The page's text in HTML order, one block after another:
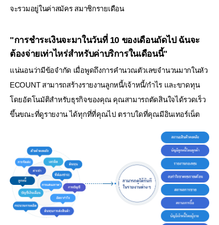
จะรวมอยู่ในค่าสมัครสมาชิกรายเดือน
"การชำระเงินจะมาในวันที่ 10 ของเดือนถัดไป ฉันจะ
ต้องจ่ายเท่าไหร่สำหรับค่าบริการในเดือนนี้"
แน่นอนว่ามีข้อจำกัด เมื่อพูดถึงการคำนวณตัวเลขจำนวนมากในหัว
ECOUNT สามารถสร้างรายงานลูกหนี้/เจ้าหนี้/กำไร และขาดทุน
โดยอัตโนมัติสำหรับธุรกิจของคุณคุณสามารถตัดสินใจได้รวดเร็ว
ขึ้นขณะที่ดูรายงาน ได้ทุกที่ที่คุณไป ตราบใดที่คุณมีอินเทอร์เน็ต